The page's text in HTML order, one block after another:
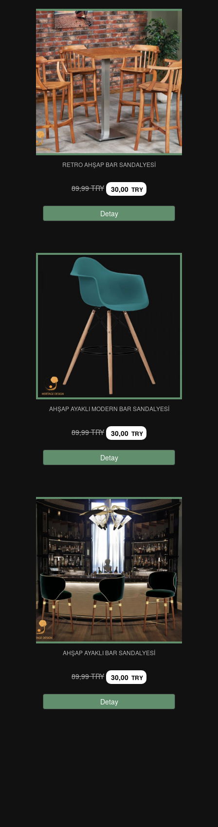
RETRO AHŞAP BAR SANDALYESI
89,99 TRY 30,00 TRY
Detay
AHŞAP AYAKLI MODERN BAR SANDALYESI
89,99 TRY 30,00 TRY
Detay
AHŞAP AYAKLI BAR SANDALYESI
89,99 TRY 30,00 TRY
Detay